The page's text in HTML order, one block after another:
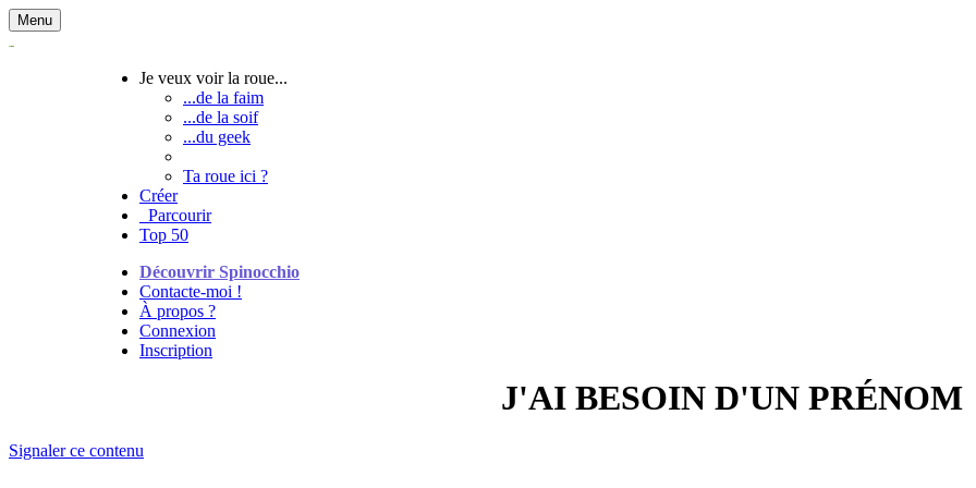
Menu
Je veux voir la roue...
...de la faim
...de la soif
...du geek
Ta roue ici ?
Créer
Parcourir
Top 50
Découvrir Spinocchio
Contacte-moi !
À propos ?
Connexion
Inscription
J'AI BESOIN D'UN PRÉNOM
Signaler ce contenu